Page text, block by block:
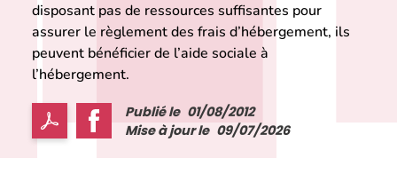
disposant pas de ressources suffisantes pour
assurer le règlement des frais d’hébergement, ils
peuvent bénéficier de l’aide sociale à
l’hébergement.
Publié le 01/08/2012
Mise à jour le 09/07/2026